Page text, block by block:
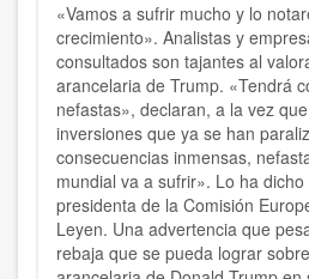
«Vamos a sufrir mucho y lo
crecimiento». Analistas y
consultados son tajantes al
arancelaria de Trump. «Tendrá
nefastas», declaran, a la vez
inversiones que ya se han
consecuencias inmensas,
mundial va a sufrir». Lo ha
presidenta de la Comisión
Leyen. Una advertencia que
rebaja que se pueda lograr